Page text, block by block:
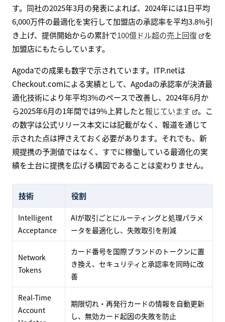
す。同社の2025年3月の発表によれば、2024年には1日平均
6,000万件の最適化を実行して加盟店の承認率を平均3.8%引
き上げ、提供開始からの累計で100億ドル超の売上回復
を
加盟店にもたらしています。
Agodaでの成果も数字で示されています。ITP.netは
Checkout.comによる実績として、Agodaの承認率が決済最
適化技術により年平均3%のペースで改善し、2024年6月か
ら2025年6月の1年間では9%上昇したと報じています
。こ
の数字は公式リリース本文には記載がなく、報道を通じて
示された点は押さえておく必要があります。それでも、新
規提携の予測値ではなく、すでに稼働している最適化の実
績を土台に提携を広げる構図であることは変わりません。
技術 役割
Intelligent
Acceptance
AIが取引ごとにルーティングと処理パラメ
ータを最適化し、失敗取引を削減
Network
Tokens
カード番号を国際ブランドのトークンに置
き換え、セキュリティと承認率を同時に改
善
Real-Time
Account
期限切れ・再発行カードの情報を自動更新
し、無効カード起因の失敗を防止